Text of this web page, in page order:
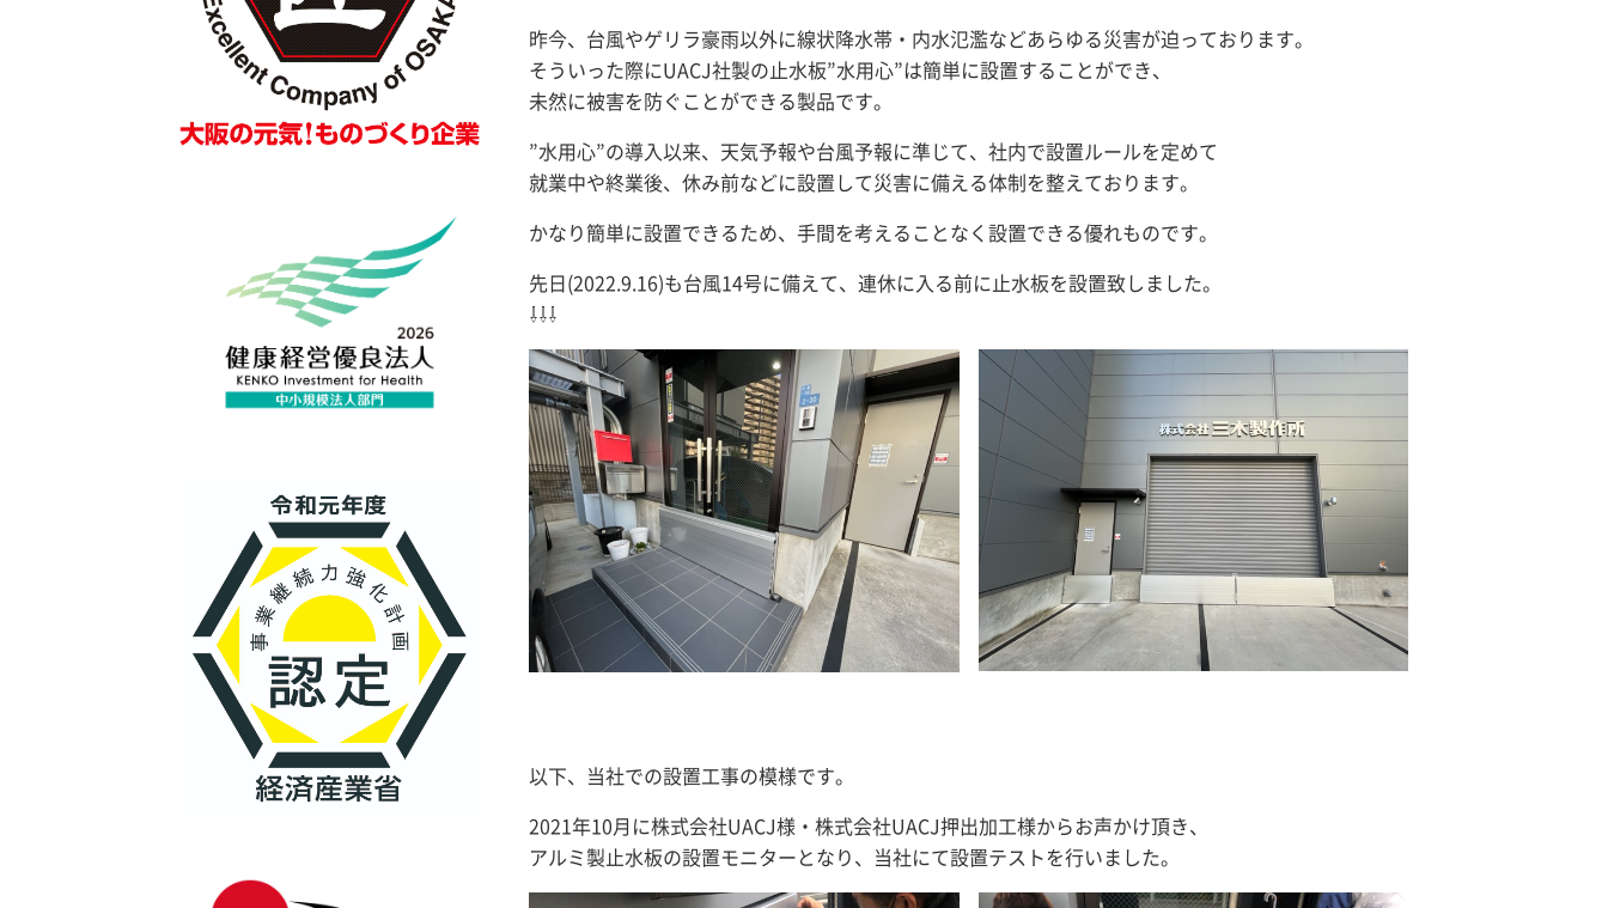
昨今、台風やゲリラ豪雨以外に線状降水帯・内水氾濫などあらゆる災害が迫っております。
そういった際にUACJ社製の止水板”水用心”は簡単に設置することができ、
未然に被害を防ぐことができる製品です。
”水用心”の導入以来、天気予報や台風予報に準じて、社内で設置ルールを定めて
就業中や終業後、休み前などに設置して災害に備える体制を整えております。
かなり簡単に設置できるため、手間を考えることなく設置できる優れものです。
先日(2022.9.16)も台風14号に備えて、連休に入る前に止水板を設置致しました。
⇩⇩⇩
以下、当社での設置工事の模様です。
2021年10月に株式会社UACJ様・株式会社UACJ押出加工様からお声かけ頂き、
アルミ製止水板の設置モニターとなり、当社にて設置テストを行いました。